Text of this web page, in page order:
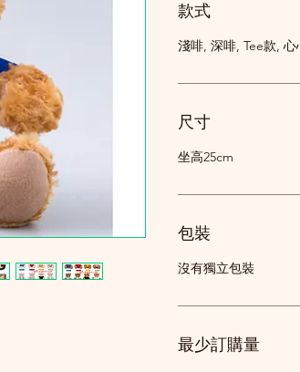
款式
淺啡, 深啡, Tee款, 心
尺寸
坐高25cm
包裝
沒有獨立包裝
最少訂購量